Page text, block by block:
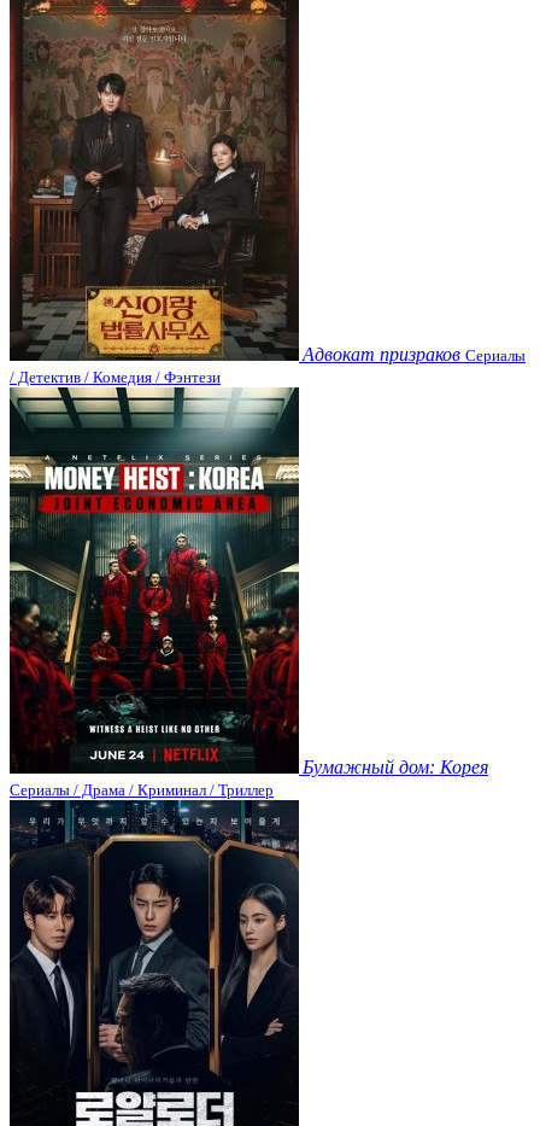
Адвокат призраков Сериалы
/ Детектив / Комедия / Фэнтези
Бумажный дом: Корея
Сериалы / Драма / Криминал / Триллер